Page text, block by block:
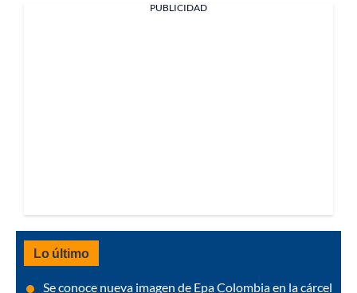
PUBLICIDAD
Lo último
Se conoce nueva imagen de Epa Colombia en la cárcel